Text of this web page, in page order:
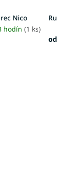
Nico
hodín(1 ks)
od